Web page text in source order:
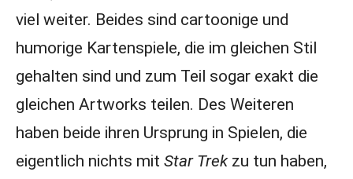
viel weiter. Beides sind cartoonige und
humorige Kartenspiele, die im gleichen Stil
gehalten sind und zum Teil sogar exakt die
gleichen Artworks teilen. Des Weiteren
haben beide ihren Ursprung in Spielen, die
eigentlich nichts mit Star Trek zu tun haben,